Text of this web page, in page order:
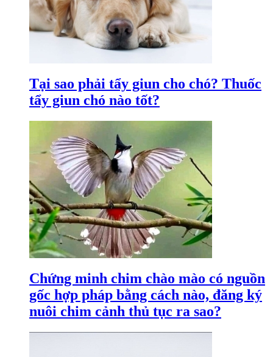
Tại sao phải tẩy giun cho chó? Thuốc
tẩy giun chó nào tốt?
Chứng minh chim chào mào có nguồn
gốc hợp pháp bằng cách nào, đăng ký
nuôi chim cảnh thủ tục ra sao?